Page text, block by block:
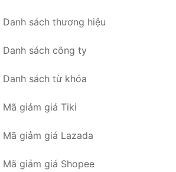
Danh sách thương hiệu
Danh sách công ty
Danh sách từ khóa
Mã giảm giá Tiki
Mã giảm giá Lazada
Mã giảm giá Shopee